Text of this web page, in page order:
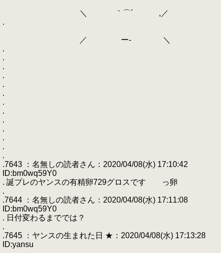
＼ ｀⌒´ ,／
.
／ ー‐ ＼
.
.
.
.
.
.
.
.
.
.
.
.
.
.7643 ：名無しの読者さん：2020/04/08(水) 17:10:42
ID:bm0wq59Y0
. 誕プレのヤンスの有精卵729グロスです っ卵
.
.7644 ：名無しの読者さん：2020/04/08(水) 17:11:08
ID:bm0wq59Y0
. 日付変わるまででは？
.
.7645 ：ヤンスの生まれた日 ★：2020/04/08(水) 17:13:28
ID:yansu